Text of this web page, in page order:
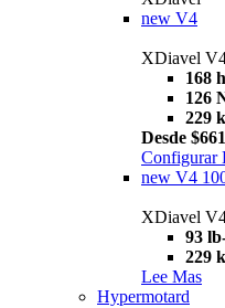
new V4
XDiavel
168
126
229
Desde
Configurar
new V4
XDiavel
93
229
Lee Mas
Hypermotard